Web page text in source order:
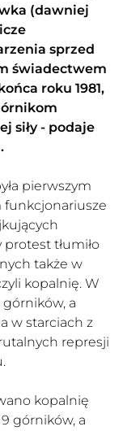
(dawniej
sprzed
świadectwem
roku 1981,
siły - podaje
pierwszym
funkcjonariusze
tłumiło
także w
kopalnię. W
górników, a
w starciach z
represji
kopalnię
górników, a